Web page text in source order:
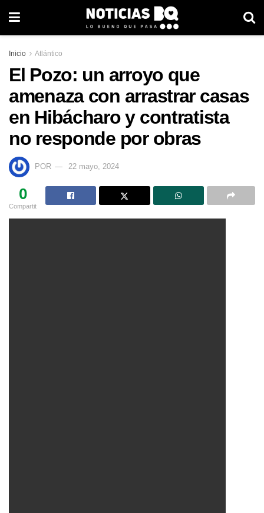
Inicio Atlántico
El Pozo: un arroyo que
amenaza con arrastrar casas
en Hibácharo y contratista
no responde por obras
POR 22 mayo, 2024
0
Compartit